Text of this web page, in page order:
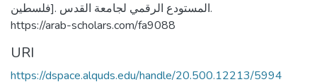
فلسطين]. المستودع الرقمي لجامعة القدس.
https://arab-scholars.com/fa9088
URI
https://dspace.alquds.edu/handle/20.500.12213/5994